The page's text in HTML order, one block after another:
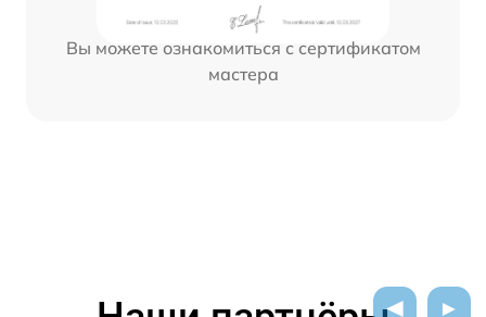
Вы можете ознакомиться с сертификатом
мастера